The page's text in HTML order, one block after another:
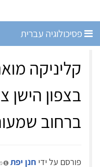
פסיכולוגיה עברית
קליניקה
בצפון הישן
ברחוב
פורסם על ידי חנן יפת